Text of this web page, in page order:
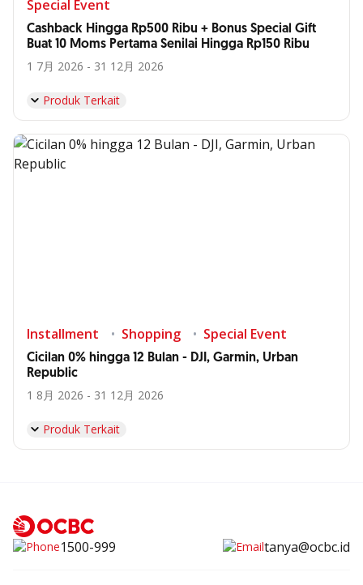
Special Event
Cashback Hingga Rp500 Ribu + Bonus Special Gift
Buat 10 Moms Pertama Senilai Hingga Rp150 Ribu
1 7月 2026 - 31 12月 2026
Produk Terkait
Installment Shopping Special Event
Cicilan 0% hingga 12 Bulan - DJI, Garmin, Urban
Republic
1 8月 2026 - 31 12月 2026
Produk Terkait
1500-999 tanya@ocbc.id